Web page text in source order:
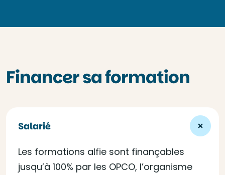
Financer sa formation
Salarié
Les formations alfie sont finançables
jusqu’à 100% par les OPCO, l’organisme